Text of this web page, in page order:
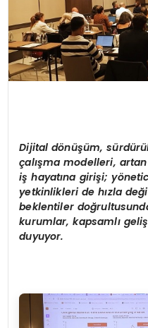
Dijital dönüşüm,
çalışma modelleri,
iş hayatına girişi; yö
yetkinlikleri de hızla
beklentiler
kurumlar, kapsamlı geli
duyuyor.